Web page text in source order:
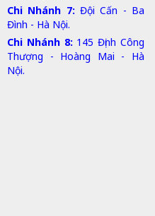
Chi Nhánh 7: Đội Cấn - Ba
Đình - Hà Nội.
Chi Nhánh 8: 145 Định Công
Thượng - Hoàng Mai - Hà
Nội.